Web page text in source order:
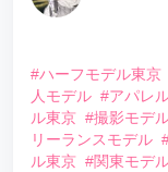
#ハーフモデル東京
人モデル #アパレ
ル東京 #撮影モデ
リーランスモデル
ル東京 #関東モデ